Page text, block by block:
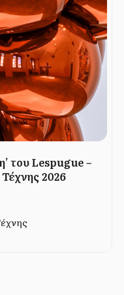
του Lespugue –
2026